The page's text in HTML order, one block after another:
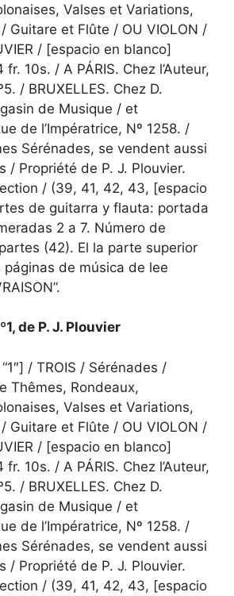
Valses et Variations,
Guitare et Flûte / OU VIOLON /
/ [espacio en blanco]
10s. / A PÁRIS. Chez l’Auteur,
/ BRUXELLES. Chez D.
de Musique / et
de l’Impératrice, Nº 1258. /
Sérénades, se vendent aussi
/ Propriété de P. J. Plouvier.
/ (39, 41, 42, 43, [espacio
de guitarra y flauta: portada
2 a 7. Número de
(42). El la parte superior
páginas de música de lee
de P. J. Plouvier
/ TROIS / Sérénades /
Thêmes, Rondeaux,
Valses et Variations,
Guitare et Flûte / OU VIOLON /
/ [espacio en blanco]
10s. / A PÁRIS. Chez l’Auteur,
/ BRUXELLES. Chez D.
de Musique / et
de l’Impératrice, Nº 1258. /
Sérénades, se vendent aussi
/ Propriété de P. J. Plouvier.
/ (39, 41, 42, 43, [espacio